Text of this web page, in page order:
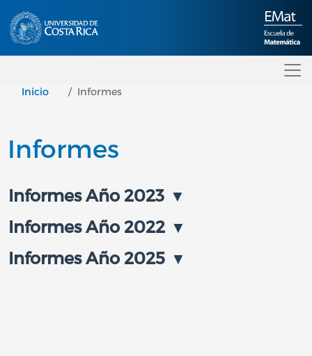
Inicio Informes
Informes
Informes Año 2023
Informes Año 2022
Informes Año 2025